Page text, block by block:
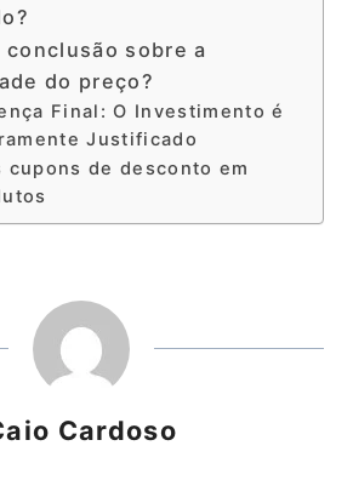
conclusão sobre a
do preço?
Final: O Investimento é
Justificado
cupons de desconto em
Cardoso